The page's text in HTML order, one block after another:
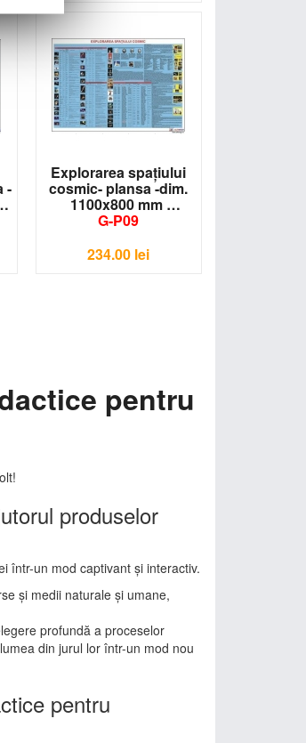
-
Explorarea spaţiului
cosmic- plansa -dim.
1100x800 mm
G-P09
234.00 lei
pentru
produselor
într-un mod captivant și interactiv.
și medii naturale și umane,
profundă a proceselor
din jurul lor într-un mod nou
pentru